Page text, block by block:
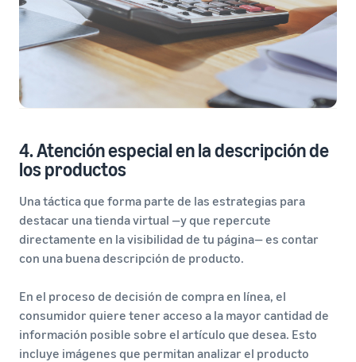
4. Atención especial en la descripción de
los productos
Una táctica que forma parte de las estrategias para
destacar una tienda virtual —y que repercute
directamente en la visibilidad de tu página— es contar
con una buena descripción de producto.
En el proceso de decisión de compra en línea, el
consumidor quiere tener acceso a la mayor cantidad de
información posible sobre el artículo que desea. Esto
incluye imágenes que permitan analizar el producto